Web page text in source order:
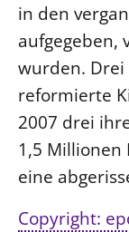
in den
aufgegeben,
wurden. Drei
reformierte
2007 drei
1,5 Millionen
eine
Copyright: